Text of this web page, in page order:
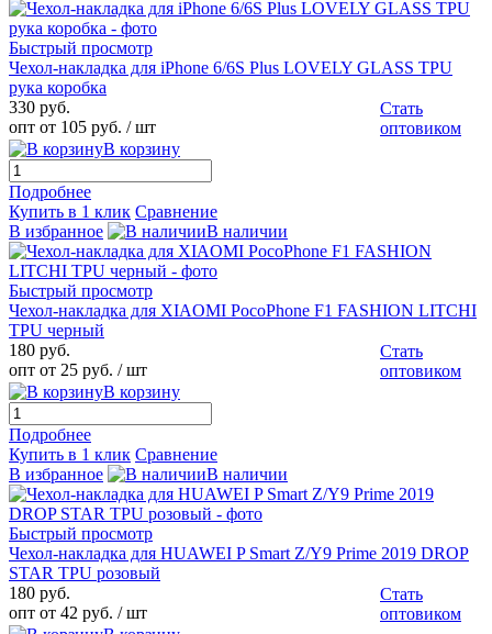
Быстрый просмотр
Чехол-накладка для iPhone 6/6S Plus LOVELY GLASS TPU
рука коробка
330 руб.
опт от 105 руб. / шт
Стать
оптовиком
В корзину
Подробнее
Купить в 1 клик Сравнение
В избранное
В наличии
Быстрый просмотр
Чехол-накладка для XIAOMI PocoPhone F1 FASHION LITCHI
TPU черный
180 руб.
опт от 25 руб. / шт
Стать
оптовиком
В корзину
Подробнее
Купить в 1 клик Сравнение
В избранное
В наличии
Быстрый просмотр
Чехол-накладка для HUAWEI P Smart Z/Y9 Prime 2019 DROP
STAR TPU розовый
180 руб.
опт от 42 руб. / шт
Стать
оптовиком